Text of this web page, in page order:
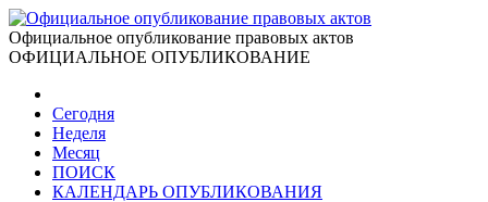
Официальное опубликование правовых актов
ОФИЦИАЛЬНОЕ ОПУБЛИКОВАНИЕ
Сегодня
Неделя
Месяц
ПОИСК
КАЛЕНДАРЬ ОПУБЛИКОВАНИЯ